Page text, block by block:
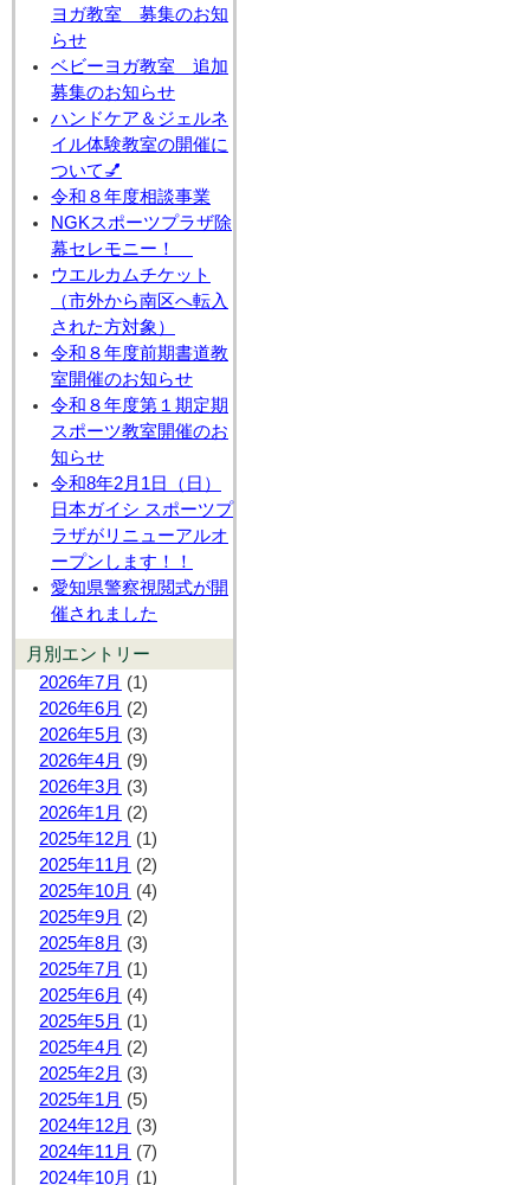
ヨガ教室 募集のお知
らせ
ベビーヨガ教室 追加
募集のお知らせ
ハンドケア＆ジェルネ
イル体験教室の開催に
ついて💅
令和８年度相談事業
NGKスポーツプラザ除
幕セレモニー！
ウエルカムチケット
（市外から南区へ転入
された方対象）
令和８年度前期書道教
室開催のお知らせ
令和８年度第１期定期
スポーツ教室開催のお
知らせ
令和8年2月1日（日）
日本ガイシ スポーツプ
ラザがリニューアルオ
ープンします！！
愛知県警察視閲式が開
催されました
月別エントリー
2026年7月 (1)
2026年6月 (2)
2026年5月 (3)
2026年4月 (9)
2026年3月 (3)
2026年1月 (2)
2025年12月 (1)
2025年11月 (2)
2025年10月 (4)
2025年9月 (2)
2025年8月 (3)
2025年7月 (1)
2025年6月 (4)
2025年5月 (1)
2025年4月 (2)
2025年2月 (3)
2025年1月 (5)
2024年12月 (3)
2024年11月 (7)
2024年10月 (1)